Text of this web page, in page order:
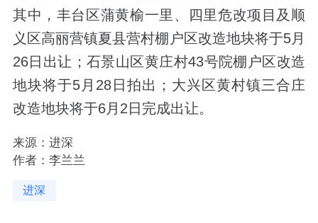
其中，丰台区蒲黄榆一里、四里危改项目及顺
义区高丽营镇夏县营村棚户区改造地块将于5月
26日出让；石景山区黄庄村43号院棚户区改造
地块将于5月28日拍出；大兴区黄村镇三合庄
改造地块将于6月2日完成出让。
来源：进深
作者：李兰兰
进深